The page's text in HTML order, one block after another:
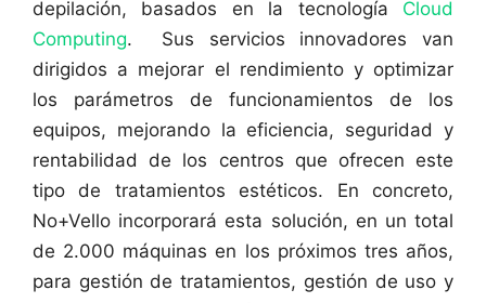
depilación, basados en la tecnología Cloud
Computing. Sus servicios innovadores van
dirigidos a mejorar el rendimiento y optimizar
los parámetros de funcionamientos de los
equipos, mejorando la eficiencia, seguridad y
rentabilidad de los centros que ofrecen este
tipo de tratamientos estéticos. En concreto,
No+Vello incorporará esta solución, en un total
de 2.000 máquinas en los próximos tres años,
para gestión de tratamientos, gestión de uso y